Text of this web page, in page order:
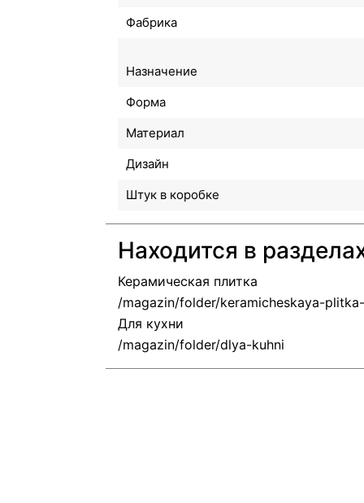
Фабрика
Назначение
Форма
Материал
Дизайн
Штук в коробке
Находится в
Керамическая плитка
Для кухни